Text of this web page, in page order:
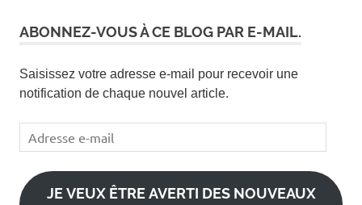
ABONNEZ-VOUS À CE BLOG PAR E-MAIL.
Saisissez votre adresse e-mail pour recevoir une
notification de chaque nouvel article.
Adresse
e-
mail
JE VEUX ÊTRE AVERTI DES NOUVEAUX